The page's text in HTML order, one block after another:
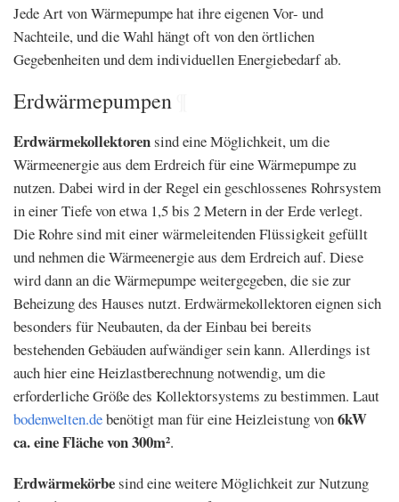
Jede Art von Wärmepumpe hat ihre eigenen Vor- und
Nachteile, und die Wahl hängt oft von den örtlichen
Gegebenheiten und dem individuellen Energiebedarf ab.
Erdwärmepumpen
Erdwärmekollektorensind eine Möglichkeit, um die
Wärmeenergie aus dem Erdreich für eine Wärmepumpe zu
nutzen. Dabei wird in der Regel ein geschlossenes Rohrsystem
in einer Tiefe von etwa 1,5 bis 2 Metern in der Erde verlegt.
Die Rohre sind mit einer wärmeleitenden Flüssigkeit gefüllt
und nehmen die Wärmeenergie aus dem Erdreich auf. Diese
wird dann an die Wärmepumpe weitergegeben, die sie zur
Beheizung des Hauses nutzt. Erdwärmekollektoren eignen sich
besonders für Neubauten, da der Einbau bei bereits
bestehenden Gebäuden aufwändiger sein kann. Allerdings ist
auch hier eine Heizlastberechnung notwendig, um die
erforderliche Größe des Kollektorsystems zu bestimmen. Laut
bodenwelten.debenötigt man für eine Heizleistung von6kW
ca. eine Fläche von 300m².
Erdwärmekörbesind eine weitere Möglichkeit zur Nutzung